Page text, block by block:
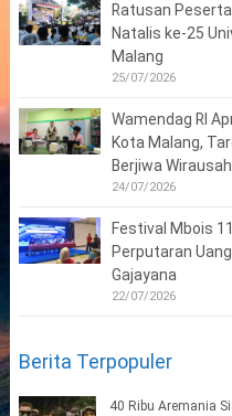
Ratusan
Natalis ke-25
Malang
25/07/2026
Wamendag RI
Kota Malang,
Berjiwa
24/07/2026
Festival Mbois
Perputaran
Gajayana
22/07/2026
Berita Terpopuler
40 Ribu Aremania